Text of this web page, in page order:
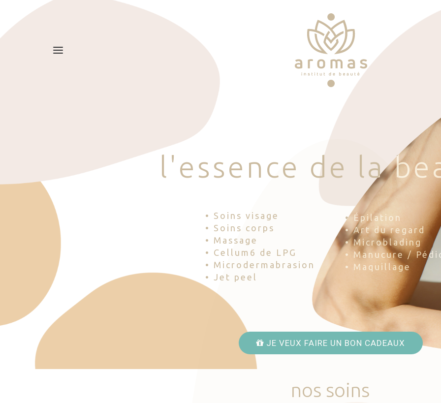
l 'esse nce d e la be
• Soins visage
• Soins corps
• Massage
• Cellum6 de LPG
• Microdermabrasion
• Jet peel
• Épilation
• Art du regard
• Microblading
• Manucure /
• Maquillage
JE VEUX FAIRE UN BON CADEAUX
nos soins